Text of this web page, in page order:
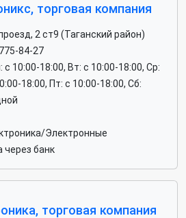
торговая компания
2 ст9 (Таганский район)
84-27
c 10:00-18:00, Вт: c 10:00-18:00, Ср:
18:00, Пт: c 10:00-18:00, Сб:
Электронные
банк
торговая компания